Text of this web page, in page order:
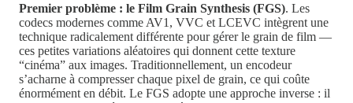
Premier problème : le Film Grain Synthesis (FGS). Les
codecs modernes comme AV1, VVC et LCEVC intègrent une
technique radicalement différente pour gérer le grain de film —
ces petites variations aléatoires qui donnent cette texture
“cinéma” aux images. Traditionnellement, un encodeur
s’acharne à compresser chaque pixel de grain, ce qui coûte
énormément en débit. Le FGS adopte une approche inverse : il